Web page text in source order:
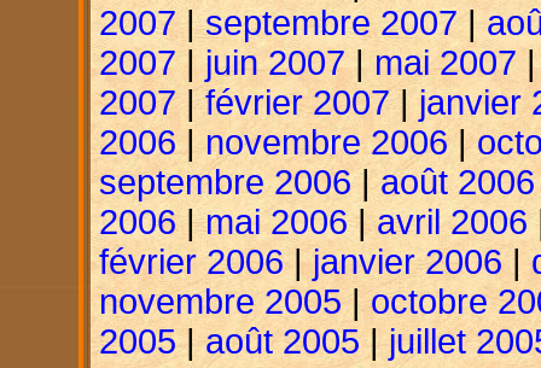
2007|septembre 2007|
2007 | juin 2007 | mai 2007
2007|février 2007| janvier
2006| novembre 2006|
septembre 2006|août 2006
2006|mai 2006|avril 2006
février 2006| janvier 2006 |
novembre 2005|octobre
2005| août 2005 | juillet